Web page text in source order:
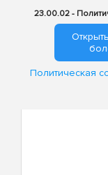
23.00.02 -
Политическая